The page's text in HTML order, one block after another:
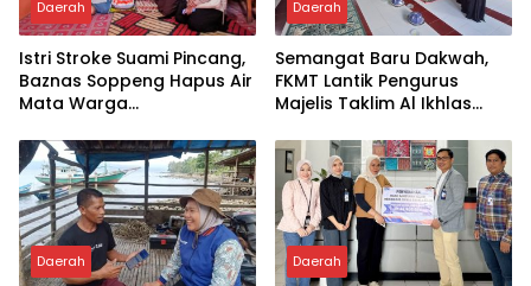
Daerah
Istri Stroke Suami Pincang,
Baznas Soppeng Hapus Air
Mata Warga
Daerah
Semangat Baru Dakwah,
FKMT Lantik Pengurus
Majelis Taklim Al Ikhlas
Daerah Daerah